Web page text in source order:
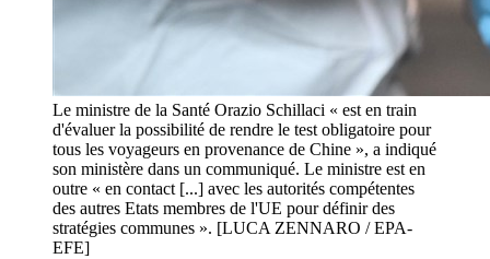
Le ministre de la Santé Orazio Schillaci « est en train
d'évaluer la possibilité de rendre le test obligatoire pour
tous les voyageurs en provenance de Chine », a indiqué
son ministère dans un communiqué. Le ministre est en
outre « en contact [...] avec les autorités compétentes
des autres Etats membres de l'UE pour définir des
stratégies communes ». [LUCA ZENNARO / EPA-
EFE]